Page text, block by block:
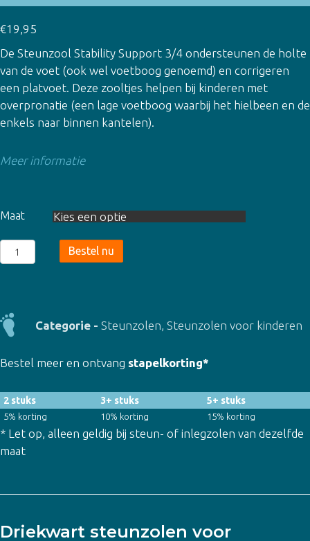
waarderinge
€19,95
De Steunzool Stability Support 3/4 ondersteunen de holte
van de voet (ook wel voetboog genoemd) en corrigeren
een platvoet. Deze zooltjes helpen bij kinderen met
overpronatie (een lage voetboog waarbij het hielbeen en de
enkels naar binnen kantelen).
Meer informatie
Maat
Steunzool
Stability
(0151)
aantal
Bestel nu
Categorie - Steunzolen, Steunzolen voor kinderen
Bestel meer en ontvang stapelkorting*
2 stuks 3+ stuks 5+ stuks
5% korting 10% korting 15% korting
* Let op, alleen geldig bij steun- of inlegzolen van dezelfde
maat
Driekwart steunzolen voor